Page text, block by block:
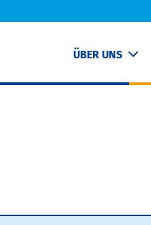
ÜBER UNS